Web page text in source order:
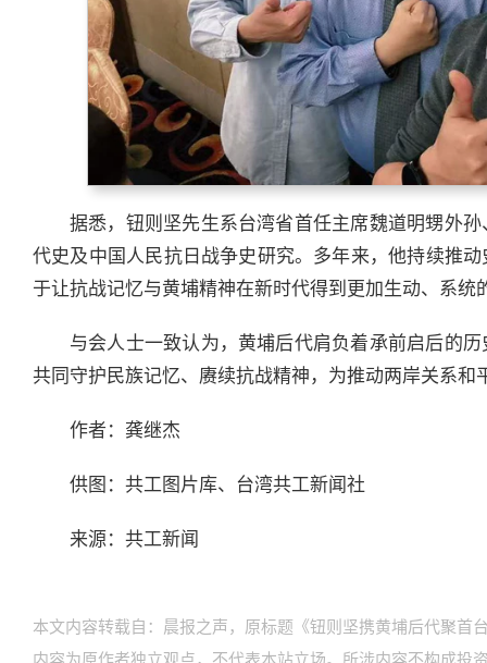
据悉，钮则坚先生系台湾省首任主席魏道明甥外
代史及中国人民抗日战争史研究。多年来，他持续推
于让抗战记忆与黄埔精神在新时代得到更加生动、系统
与会人士一致认为，黄埔后代肩负着承前启后的
共同守护民族记忆、赓续抗战精神，为推动两岸关系
作者：龚继杰
供图：共工图片库、台湾共工新闻社
来源：共工新闻
本文内容转载自：晨报之声，原标题《钮则坚携黄埔后代聚首
内容为原作者独立观点，不代表本站立场。所涉内容不构成投